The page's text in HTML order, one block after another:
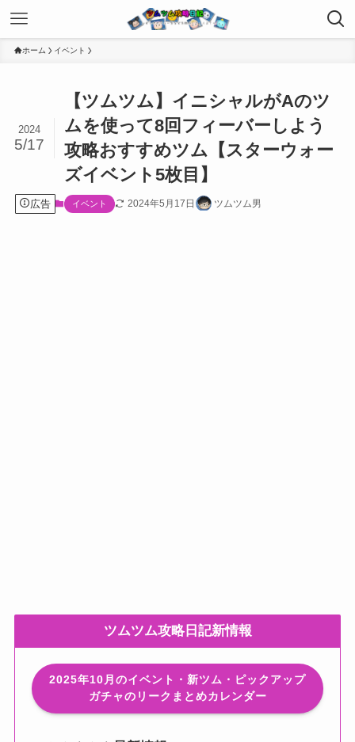
ホーム イベント
【ツムツム】イニシャルがAのツ
ムを使って8回フィーバーしよう
攻略おすすめツム【スターウォー
ズイベント5枚目】
2024
5/17
広告 イベント 2024年5月17日 ツムツム男
ツムツム攻略日記新情報
2025年10月のイベント・新ツム・ピックアップ
ガチャのリークまとめカレンダー